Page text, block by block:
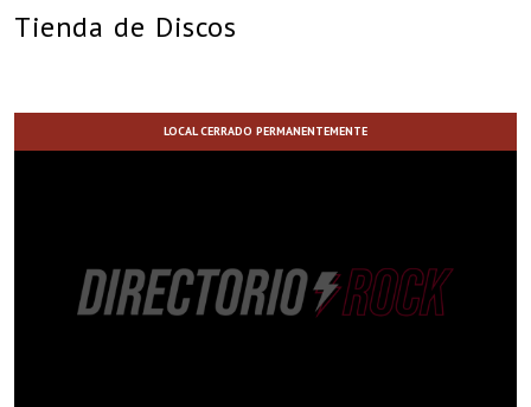
Tienda de Discos
LOCAL CERRADO PERMANENTEMENTE